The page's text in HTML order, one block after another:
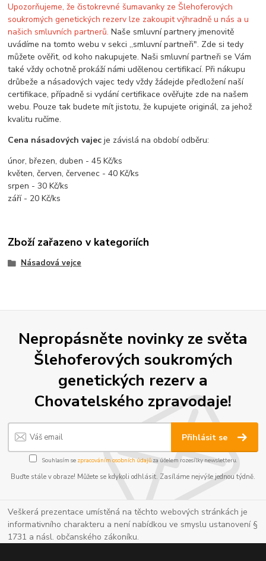
Upozorňujeme, že čistokrevné šumavanky ze Šlehoferových
soukromých genetických rezerv lze zakoupit výhradně u nás a u
našich smluvních partnerů. Naše smluvní partnery jmenovitě
uvádíme na tomto webu v sekci ,,smluvní partneři". Zde si tedy
můžete ověřit, od koho nakupujete. Naši smluvní partneři se Vám
také vždy ochotně prokáží námi udělenou certifikací. Při nákupu
drůbeže a násadových vajec tedy vždy žádejde předložení naší
certifikace, případně si vydání certifikace ověřujte zde na našem
webu. Pouze tak budete mít jistotu, že kupujete originál, za jehož
kvalitu ručíme.
Cena násadových vajec je závislá na období odběru:
únor, březen, duben - 45 Kč/ks
květen, červen, červenec - 40 Kč/ks
srpen - 30 Kč/ks
září - 20 Kč/ks
Zboží zařazeno v kategoriích
Násadová vejce
Nepropásněte novinky ze světa
Šlehoferových soukromých
genetických rezerv a
Chovatelského zpravodaje!
Přihlásit se
Souhlasím se zpracováním osobních údajůza účelem rozesílky newsletteru.
Buďte stále v obraze! Můžete se kdykoli odhlásit. Zasíláme nejvýše jednou týdně.
Veškerá prezentace umístěná na těchto webových stránkách je
informativního charakteru a není nabídkou ve smyslu ustanovení §
1731 a násl. občanského zákoníku.